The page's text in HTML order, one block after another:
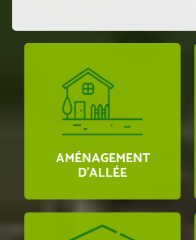
AMÉNAGEMENT
D’ALLÉE